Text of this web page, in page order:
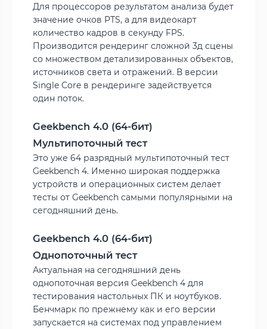
Для процессоров результатом анализа будет
значение очков PTS, а для видеокарт
количество кадров в секунду FPS.
Производится рендеринг сложной 3д сцены
со множеством детализированных объектов,
источников света и отражений. В версии
Single Core в рендеринге задействуется
один поток.
Geekbench 4.0 (64-бит)
Мультипоточный тест
Это уже 64 разрядный мультипоточный тест
Geekbench 4. Именно широкая поддержка
устройств и операционных систем делает
тесты от Geekbench самыми популярными на
сегодняшний день.
Geekbench 4.0 (64-бит)
Однопоточный тест
Актуальная на сегодняшний день
однопоточная версия Geekbench 4 для
тестирования настольных ПК и ноутбуков.
Бенчмарк по прежнему как и его версии
запускается на системах под управлением